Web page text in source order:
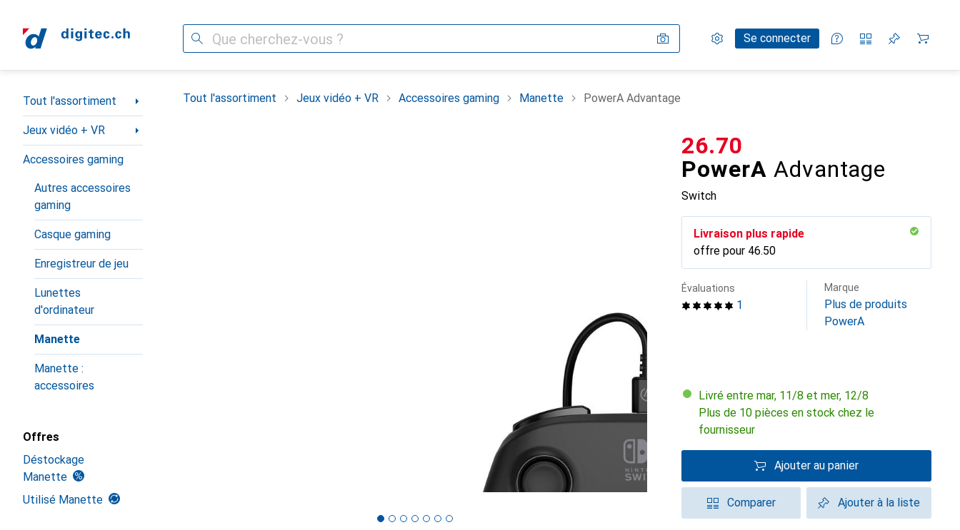
Recherche Paramètres
Compte clientSe connecter
Listes de comparaison
Listes d'envies
Panier
Navigation par catégorie
Tout l'assortiment
Jeux vidéo + VR
Accessoires gaming
Autres accessoires
gaming
Casque gaming
Enregistreur de jeu
Lunettes
d'ordinateur
Manette
Manette :
accessoires
Offres
Déstockage
Manette
Utilisé Manette
Tout l'assortiment Jeux vidéo + VR Accessoires gaming Manette PowerA Advantage
PowerA Advantage
Switch
CHF
26.70
Livraison plus rapide
offre pour CHF
46.50
1
Évaluations Marque
Plus de produits
PowerA
Livré entre mar, 11/8 et mer, 12/8
Plus de 10 pièces en stock chez le
fournisseur
Ajouter au panier
Comparer Ajouter à la liste